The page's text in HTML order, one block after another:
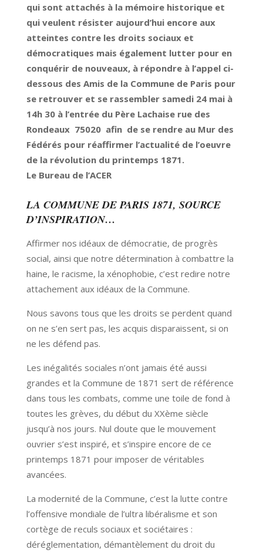
qui sont attachés à la mémoire historique et
qui veulent résister aujourd’hui encore aux
atteintes contre les droits sociaux et
démocratiques mais également lutter pour en
conquérir de nouveaux, à répondre à l’appel ci-
dessous des Amis de la Commune de Paris pour
se retrouver et se rassembler samedi 24 mai à
14h 30 à l’entrée du Père Lachaise rue des
Rondeaux 75020 afin de se rendre au Mur des
Fédérés pour réaffirmer l’actualité de l’oeuvre
de la révolution du printemps 1871.
Le Bureau de l’ACER
LA COMMUNE DE PARIS 1871, SOURCE
D’INSPIRATION…
Affirmer nos idéaux de démocratie, de progrès
social, ainsi que notre détermination à combattre la
haine, le racisme, la xénophobie, c’est redire notre
attachement aux idéaux de la Commune.
Nous savons tous que les droits se perdent quand
on ne s’en sert pas, les acquis disparaissent, si on
ne les défend pas.
Les inégalités sociales n’ont jamais été aussi
grandes et la Commune de 1871 sert de référence
dans tous les combats, comme une toile de fond à
toutes les grèves, du début du XXème siècle
jusqu’à nos jours. Nul doute que le mouvement
ouvrier s’est inspiré, et s’inspire encore de ce
printemps 1871 pour imposer de véritables
avancées.
La modernité de la Commune, c’est la lutte contre
l’offensive mondiale de l’ultra libéralisme et son
cortège de reculs sociaux et sociétaires :
déréglementation, démantèlement du droit du